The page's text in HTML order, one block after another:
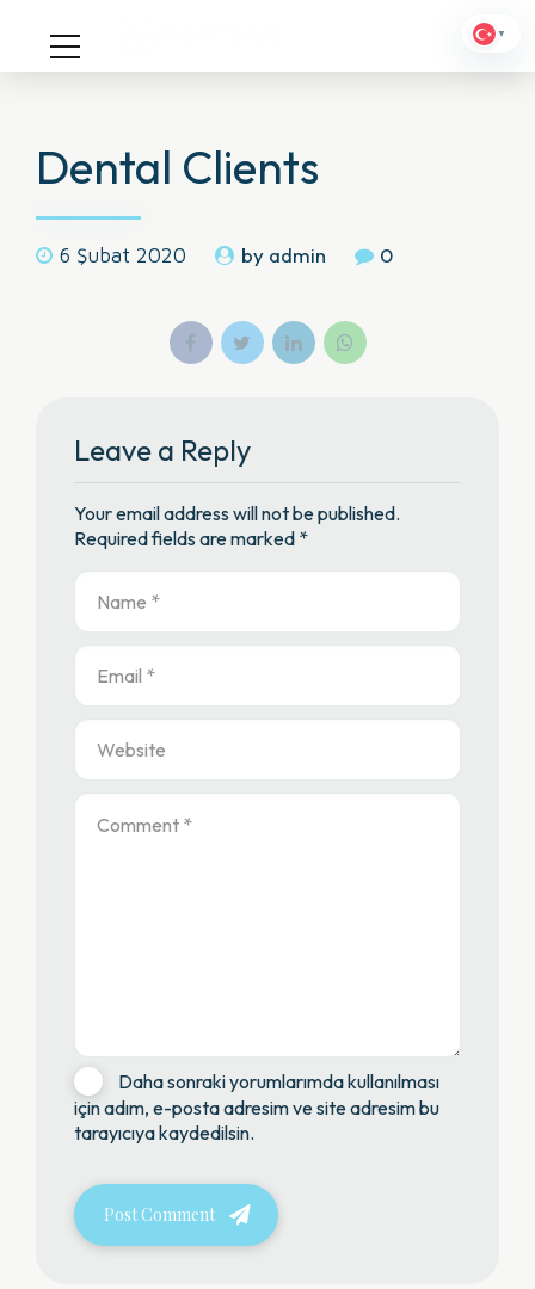
Dental Clients
6 Şubat 2020 by admin 0
Leave a Reply
Your email address will not be published.
Required fields are marked *
Daha sonraki yorumlarımda kullanılması
için adım, e-posta adresim ve site adresim bu
tarayıcıya kaydedilsin.
Post Comment
▼